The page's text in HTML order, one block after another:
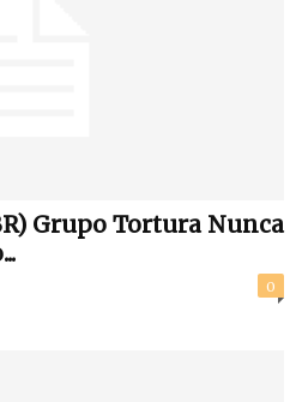
Grupo Tortura Nunca
0